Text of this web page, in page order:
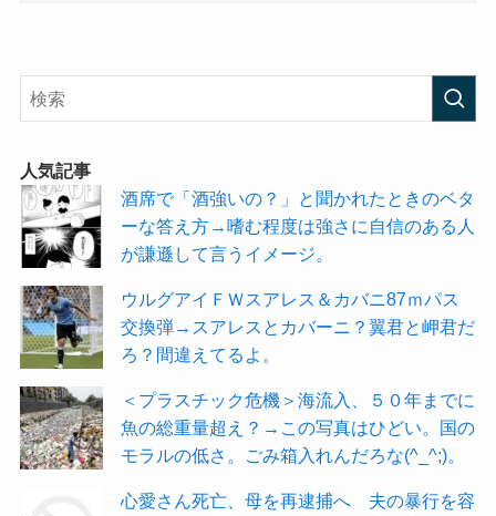
人気記事
酒席で「酒強いの？」と聞かれたときのベタ
ーな答え方→嗜む程度は強さに自信のある人
が謙遜して言うイメージ。
ウルグアイＦＷスアレス＆カバニ87ｍパス
交換弾→スアレスとカバーニ？翼君と岬君だ
ろ？間違えてるよ。
＜プラスチック危機＞海流入、５０年までに
魚の総重量超え？→この写真はひどい。国の
モラルの低さ。ごみ箱入れんだろな(^_^;)。
心愛さん死亡、母を再逮捕へ 夫の暴行を容